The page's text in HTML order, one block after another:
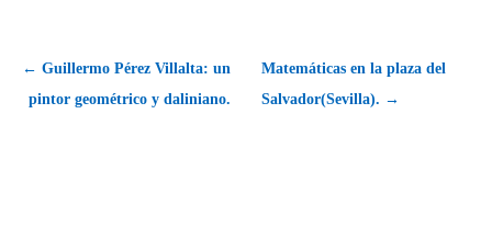
← Guillermo Pérez Villalta: un
pintor geométrico y daliniano.
Matemáticas en la plaza del
Salvador(Sevilla). →